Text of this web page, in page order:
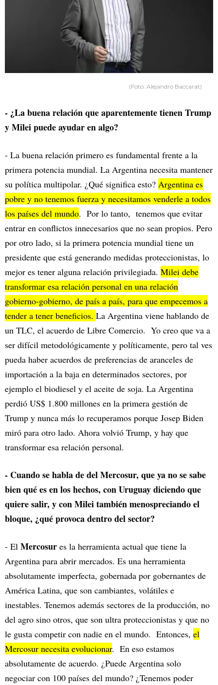
(Foto: Alejandro Baccarat)
- ¿La buena relación que aparentemente tienen Trump
y Milei puede ayudar en algo?
- La buena relación primero es fundamental frente a la
primera potencia mundial. La Argentina necesita mantener
su política multipolar. ¿Qué significa esto? Argentina es
pobre y no tenemos fuerza y necesitamos venderle a todos
los países del mundo. Por lo tanto, tenemos que evitar
entrar en conflictos innecesarios que no sean propios. Pero
por otro lado, si la primera potencia mundial tiene un
presidente que está generando medidas proteccionistas, lo
mejor es tener alguna relación privilegiada. Milei debe
transformar esa relación personal en una relación
gobierno-gobierno, de país a país, para que empecemos a
tender a tener beneficios. La Argentina viene hablando de
un TLC, el acuerdo de Libre Comercio. Yo creo que va a
ser difícil metodológicamente y políticamente, pero tal ves
pueda haber acuerdos de preferencias de aranceles de
importación a la baja en determinados sectores, por
ejemplo el biodiesel y el aceite de soja. La Argentina
perdió US$ 1.800 millones en la primera gestión de
Trump y nunca más lo recuperamos porque Josep Biden
miró para otro lado. Ahora volvió Trump, y hay que
transformar esa relación personal.
- Cuando se habla de del Mercosur, que ya no se sabe
bien qué es en los hechos, con Uruguay diciendo que
quiere salir, y con Milei también menospreciando el
bloque, ¿qué provoca dentro del sector?
- El Mercosur es la herramienta actual que tiene la
Argentina para abrir mercados. Es una herramienta
absolutamente imperfecta, gobernada por gobernantes de
América Latina, que son cambiantes, volátiles e
inestables. Tenemos además sectores de la producción, no
del agro sino otros, que son ultra proteccionistas y que no
le gusta competir con nadie en el mundo. Entonces, el
Mercosur necesita evolucionar. En eso estamos
absolutamente de acuerdo. ¿Puede Argentina solo
negociar con 100 países del mundo? ¿Tenemos poder